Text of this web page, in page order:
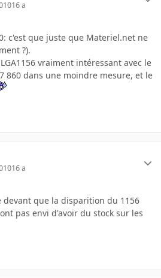
16 a
c'est que juste que Materiel.net ne
?).
vraiment intéressant avec le
860 dans une moindre mesure, et le
16 a
que la disparition du 1156
pas envi d'avoir du stock sur les